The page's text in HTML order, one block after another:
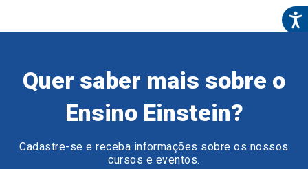
Quer saber mais sobre o
Ensino Einstein?
Cadastre-se e receba informações sobre os nossos
cursos e eventos.